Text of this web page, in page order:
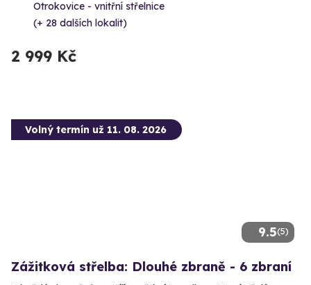
Otrokovice - vnitřní střelnice
(+ 28 dalších lokalit)
2 999 Kč
9.5(5)
Volný termín už 11. 08. 2026
Zážitková střelba: Dlouhé zbraně - 6 zbraní